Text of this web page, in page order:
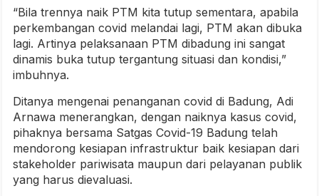
“Bila trennya naik PTM kita tutup sementara, apabila
perkembangan covid melandai lagi, PTM akan dibuka
lagi. Artinya pelaksanaan PTM dibadung ini sangat
dinamis buka tutup tergantung situasi dan kondisi,”
imbuhnya.
Ditanya mengenai penanganan covid di Badung, Adi
Arnawa menerangkan, dengan naiknya kasus covid,
pihaknya bersama Satgas Covid-19 Badung telah
mendorong kesiapan infrastruktur baik kesiapan dari
stakeholder pariwisata maupun dari pelayanan publik
yang harus dievaluasi.